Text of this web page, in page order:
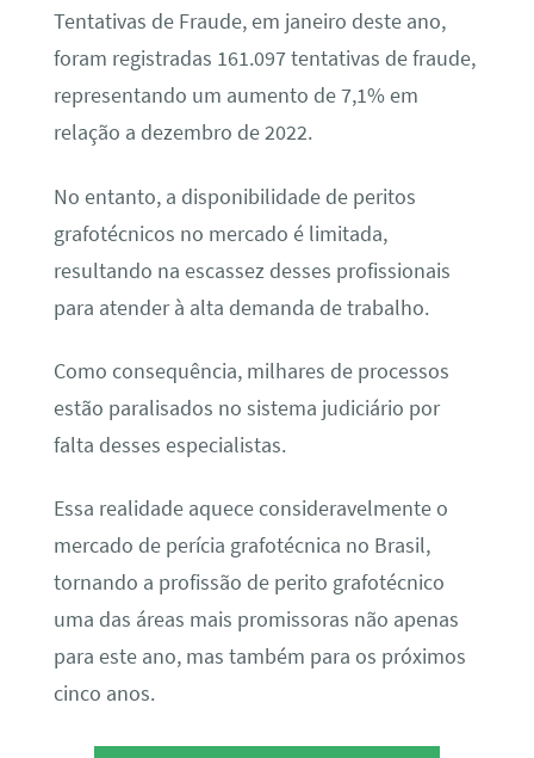
Tentativas de Fraude, em janeiro deste ano,
foram registradas 161.097 tentativas de fraude,
representando um aumento de 7,1% em
relação a dezembro de 2022.
No entanto, a disponibilidade de peritos
grafotécnicos no mercado é limitada,
resultando na escassez desses profissionais
para atender à alta demanda de trabalho.
Como consequência, milhares de processos
estão paralisados no sistema judiciário por
falta desses especialistas.
Essa realidade aquece consideravelmente o
mercado de perícia grafotécnica no Brasil,
tornando a profissão de perito grafotécnico
uma das áreas mais promissoras não apenas
para este ano, mas também para os próximos
cinco anos.